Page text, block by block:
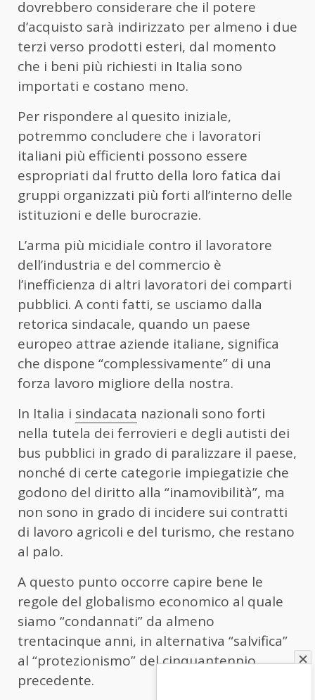
dovrebbero considerare che il potere
d’acquisto sarà indirizzato per almeno i due
terzi verso prodotti esteri, dal momento
che i beni più richiesti in Italia sono
importati e costano meno.
Per rispondere al quesito iniziale,
potremmo concludere che i lavoratori
italiani più efficienti possono essere
espropriati dal frutto della loro fatica dai
gruppi organizzati più forti all’interno delle
istituzioni e delle burocrazie.
L’arma più micidiale contro il lavoratore
dell’industria e del commercio è
l’inefficienza di altri lavoratori dei comparti
pubblici. A conti fatti, se usciamo dalla
retorica sindacale, quando un paese
europeo attrae aziende italiane, significa
che dispone “complessivamente” di una
forza lavoro migliore della nostra.
In Italia i sindacata nazionali sono forti
nella tutela dei ferrovieri e degli autisti dei
bus pubblici in grado di paralizzare il paese,
nonché di certe categorie impiegatizie che
godono del diritto alla “inamovibilità”, ma
non sono in grado di incidere sui contratti
di lavoro agricoli e del turismo, che restano
al palo.
A questo punto occorre capire bene le
regole del globalismo economico al quale
siamo “condannati” da almeno
trentacinque anni, in alternativa “salvifica”
al “protezionismo” del cinquantennio
precedente.